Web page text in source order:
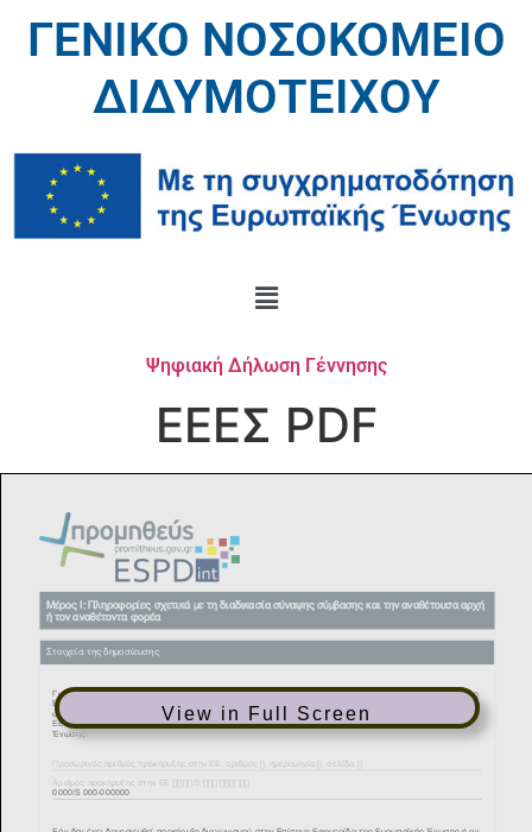
ΓΕΝΙΚΟ ΝΟΣΟΚΟΜΕΙΟ
ΔΙΔΥΜΟΤΕΙΧΟΥ
Ψηφιακή Δήλωση Γέννησης
ΕΕΕΣ PDF
View in Full Screen